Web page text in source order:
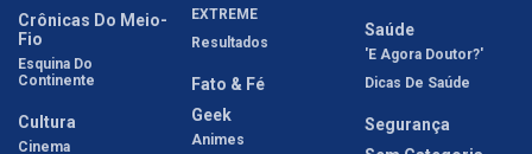
Crônicas Do Meio-
Fio
Esquina Do
Continente
Cultura
Cinema
EXTREME
Resultados
Fato & Fé
Geek
Animes
Saúde
'E Agora Doutor?'
Dicas De Saúde
Segurança